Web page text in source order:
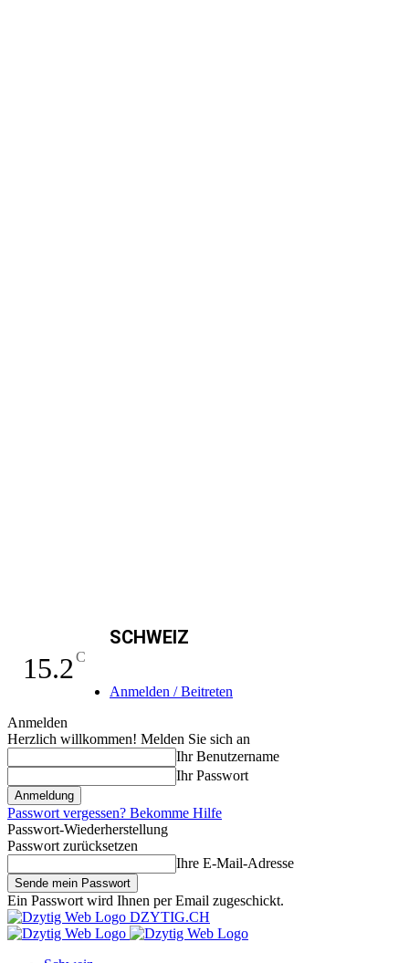
15.2C
SCHWEIZ
Anmelden / Beitreten
Anmelden
Herzlich willkommen! Melden Sie sich an
Ihr Benutzername
Ihr Passwort
Passwort vergessen? Bekomme Hilfe
Passwort-Wiederherstellung
Passwort zurücksetzen
Ihre E-Mail-Adresse
Ein Passwort wird Ihnen per Email zugeschickt.
DZYTIG.CH